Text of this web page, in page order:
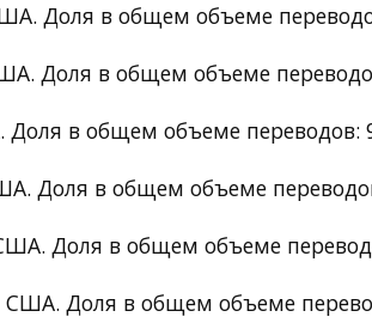
Доля в общем объеме
Доля в общем объеме
в общем объеме переводов:
Доля в общем объеме
Доля в общем объеме
Доля в общем объеме